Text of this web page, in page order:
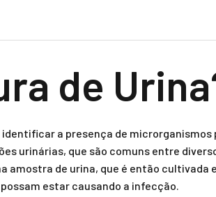
de
a presença de
urinárias, que são comuns entre
amostra de urina, que é então cultivada
estar causando a infecção.